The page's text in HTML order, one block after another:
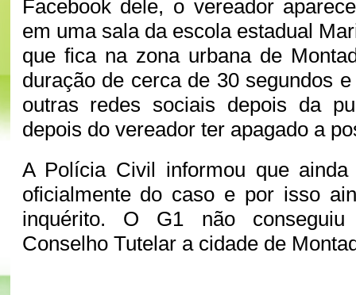
Facebook dele, o vereador
em uma sala da escola estadual
que fica na zona urbana de
duração de cerca de 30 segundos
outras redes sociais depois da
depois do vereador ter apagado a
A Polícia Civil informou que
oficialmente do caso e por isso
inquérito. O G1 não
Conselho Tutelar a cidade de